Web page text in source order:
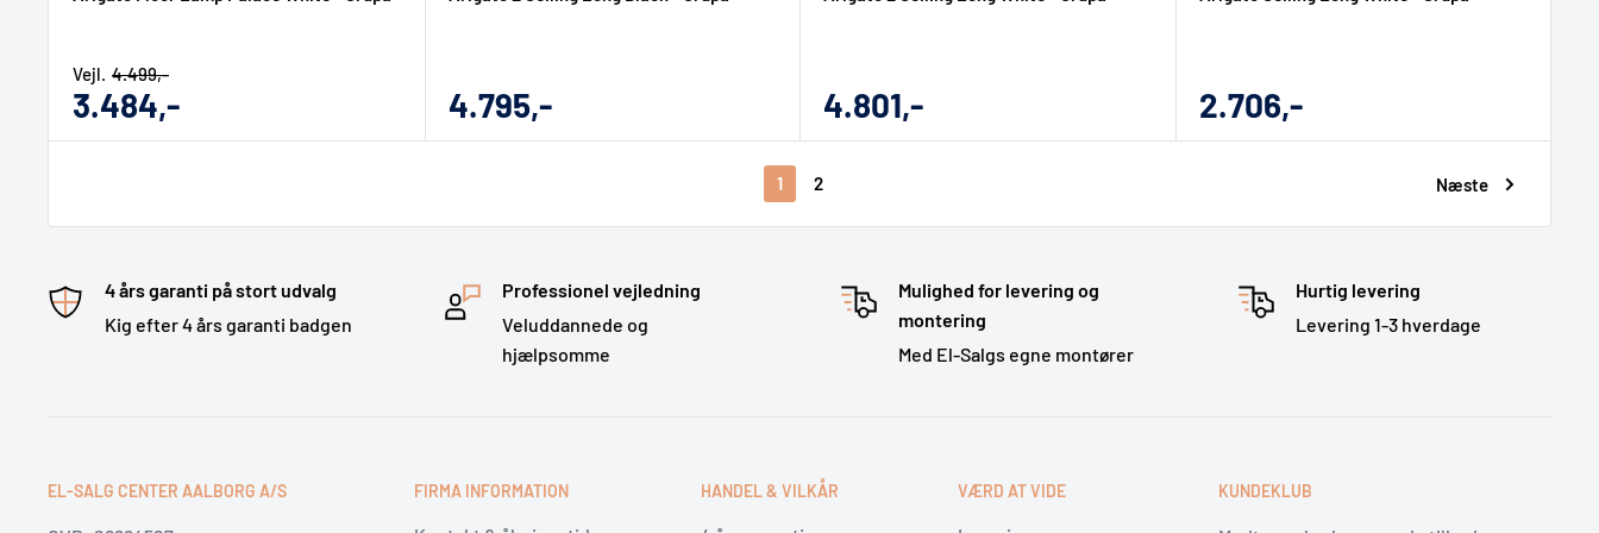
Udsalgs
pris
3.484,-
Vejl. 4.499,-
Udsalgs
pris
4.795,-
Udsalgs
pris
4.801,-
Udsalgs
pris
2.706,-
1 2 Næste
4 års garanti på stort udvalg
Kig efter 4 års garanti badgen
Professionel vejledning
Veluddannede og
hjælpsomme
Mulighed for levering og
montering
Med El-Salgs egne montører
Hurtig levering
Levering 1-3 hverdage
EL-SALG CENTER AALBORG A/S FIRMA INFORMATION HANDEL & VILKÅR VÆRD AT VIDE KUNDEKLUB